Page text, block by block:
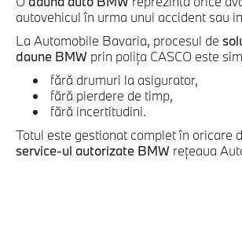
autovehicul în urma unui accident sau
La Automobile Bavaria, procesul de
daune BMW prin poliţa CASCO este
fără drumuri la asigurator,
fără pierdere de timp,
fără incertitudini.
Totul este gestionat complet în oricare
service-ul autorizate BMW reţeaua